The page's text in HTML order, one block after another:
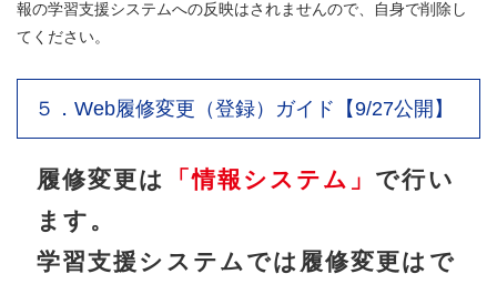
報の学習支援システムへの反映はされませんので、自身で削除し
てください。
５．Web履修変更（登録）ガイド【9/27公開】
履修変更は 「情報システム」 で行い
ます。
学習支援システムでは履修変更はで